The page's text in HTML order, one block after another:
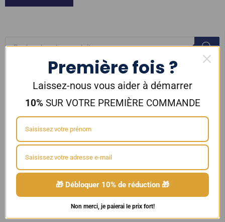
Contenance
Marque
Première fois ?
Laissez-nous vous aider à démarrer
10%SUR VOTRE PREMIÈRE COMMANDE
🎁 Débloquer 10% de réduction 🎁
Non merci, je paierai le prix fort!